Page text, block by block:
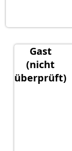
Gast
(nicht
überprüft)